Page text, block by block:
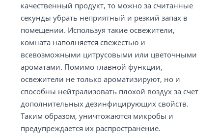
качественный продукт, то можно за считанные
секунды убрать неприятный и резкий запах в
помещении. Используя такие освежители,
комната наполняется свежестью и
всевозможными цитрусовыми или цветочными
ароматами. Помимо главной функции,
освежители не только ароматизируют, но и
способны нейтрализовать плохой воздух за счет
дополнительных дезинфицирующих свойств.
Таким образом, уничтожаются микробы и
предупреждается их распространение.